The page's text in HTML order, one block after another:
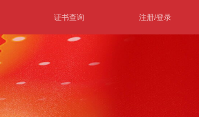
证书查询 注册/登录